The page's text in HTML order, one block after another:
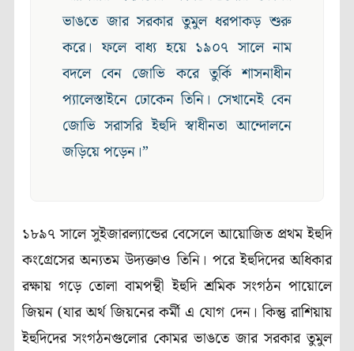
ভাঙতে জার সরকার তুমুল ধরপাকড় শুরু
করে। ফলে বাধ্য হয়ে ১৯০৭ সালে নাম
বদলে বেন জোভি করে তুর্কি শাসনাধীন
প্যালেস্তাইনে ঢোকেন তিনি। সেখানেই বেন
জোভি সরাসরি ইহুদি স্বাধীনতা আন্দোলনে
জড়িয়ে পড়েন।”
১৮৯৭ সালে সুইজারল্যান্ডের বেসেলে আয়োজিত প্রথম ইহুদি
কংগ্রেসের অন্যতম উদ্যক্তাও তিনি। পরে ইহুদিদের অধিকার
রক্ষায় গড়ে তোলা বামপন্থী ইহুদি শ্রমিক সংগঠন পায়োলে
জিয়ন (যার অর্থ জিয়নের কর্মী এ যোগ দেন। কিন্তু রাশিয়ায়
ইহুদিদের সংগঠনগুলোর কোমর ভাঙতে জার সরকার তুমুল